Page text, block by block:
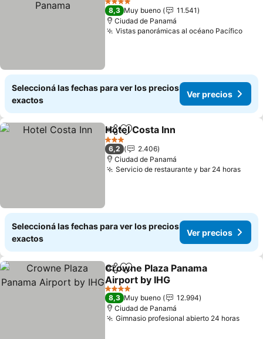
4 Estrellas
8,3 Muy bueno
11.541
Ciudad de Panamá
Vistas panorámicas al océano Pacífico
Seleccioná las fechas para ver los precios
exactos
Ver precios
CompartirAñadir a favoritos
Hotel Costa Inn
3 Estrellas
6,2
2.406
Ciudad de Panamá
Servicio de restaurante y bar 24 horas
Seleccioná las fechas para ver los precios
exactos
Ver precios
CompartirAñadir a favoritos
Crowne Plaza Panama
Airport by IHG
4 Estrellas
8,3 Muy bueno
12.994
Ciudad de Panamá
Gimnasio profesional abierto 24 horas